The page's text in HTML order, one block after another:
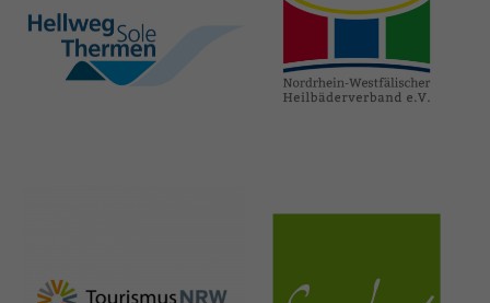
hellweg-sole-
thermen.de
heilbaeder.de
nrw-
sauerland.co